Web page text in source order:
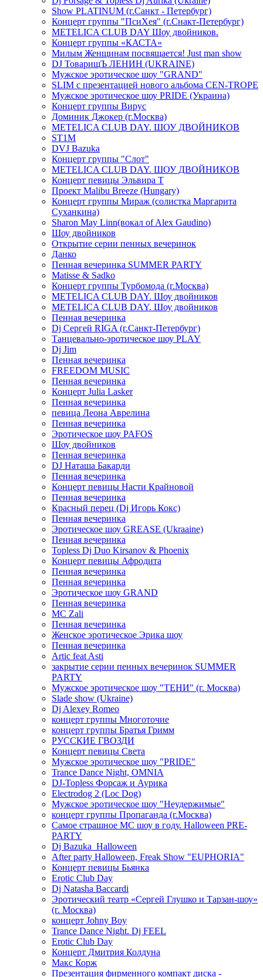
Show PLATINUM (г.Санкт - Петербург)
Концерт группы "ПсиХея" (г.Снакт-Петербург)
METELICA CLUB DAY Шоу двойников.
Концерт группы «КАСТА»
Милым Женщинам посвящается! Just man show
DJ ТоварищЪ ЛЕНИН (UKRAINE)
Мужское эротическое шоу "GRAND"
SLIM с презентацией нового альбома CEN-TROPE
Мужское эротическое шоу PRIDE (Украина)
Концерт группы Вирус
Доминик Джокер (г.Москва)
METELICA CLUB DAY. ШОУ ДВОЙНИКОВ
ST1M
DVJ Bazuka
Концерт группы "Слот"
METELICA CLUB DAY. ШОУ ДВОЙНИКОВ
Концерт певицы Эльвира Т
Проект Malibu Breeze (Hungary)
Концерт группы Мираж (солистка Маргарита
Суханкина)
Sharon May Linn(вокал of Alex Gaudino)
Шоу двойников
Открытие серии пенных вечеринок
Данко
Пенная вечеринка SUMMER PARTY
Matisse & Sadko
Концерт группы Турбомода (г.Москва)
METELICA CLUB DAY. Шоу двойников
METELICA CLUB DAY. Шоу двойников
Пенная вечеринка
Dj Сергей RIGA (г.Санкт-Петербург)
Танцевально-эротическое шоу PLAY
Dj Jim
Пенная вечеринка
FREEDOM MUSIC
Пенная вечеринка
Концерт Julia Lasker
Пенная вечеринка
певица Леона Аврелина
Пенная вечеринка
Эротическое шоу PAFOS
Шоу двойников
Пенная вечеринка
DJ Наташа Бакарди
Пенная вечеринка
Концерт певицы Насти Крайновой
Пенная вечеринка
Красный перец (Dj Игорь Кокс)
Пенная вечеринка
Эротическое шоу GREASE (Ukraaine)
Пенная вечеринка
Topless Dj Duo Kirsanov & Phoenix
Концерт певицы Афродита
Пенная вечеринка
Пенная вечеринка
Эротическое шоу GRAND
Пенная вечеринка
MC Zali
Пенная вечеринка
Женское эротическое Эрика шоу
Пенная вечеринка
Artic feat Asti
закрытие серии пенных вечеринок SUMMER
PARTY
Мужское эротическое шоу "ТЕНИ" (г. Москва)
Slade show (Ukraine)
Dj Alexey Romeo
концерт группы Многоточие
концерт группы Братья Гримм
РУССКИЕ ГВОЗДИ
Концерт певицы Света
Мужское эротическое шоу "PRIDE"
Trance Dance Night, OMNIA
DJ-Topless Форсаж и Аурика
Electrodog 2 (Loc Dog)
Мужское эротическое шоу "Неудержимые"
концерт группы Пропаганда (г.Москва)
Самое страшное МС шоу в году. Halloween PRE-
PARTY
Dj Bazuka_Halloween
After party Halloween, Freak Show "EUPHORIA"
Концерт певицы Бьянка
Erotic Club Day
Dj Natasha Baccardi
Эротический театр «Сергей Глушко и Тарзан-шоу»
(г. Москва)
концерт Johny Boy
Trance Dance Night. Dj FEEL
Erotic Club Day
Концерт Дмитрия Колдуна
Макс Корж
Презентация фирменного компакт диска -